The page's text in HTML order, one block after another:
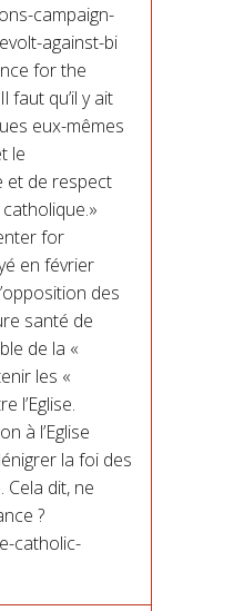
campaign-
against-bi
for the
faut qu’il y ait
eux-mêmes
le
et de respect
catholique.»
for
en février
des
santé de
de la «
les «
l’Eglise.
à l’Eglise
la foi des
Cela dit, ne
?
catholic-